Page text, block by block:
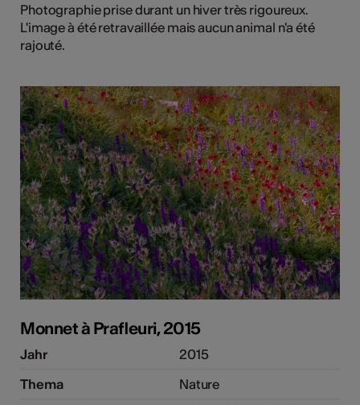
Photographie prise durant un hiver très rigoureux.
L'image à été retravaillée mais aucun animal n'a été
rajouté.
Monnet à Prafleuri, 2015
Jahr
2015
Thema
Nature